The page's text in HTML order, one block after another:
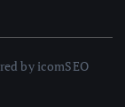
by icomSEO